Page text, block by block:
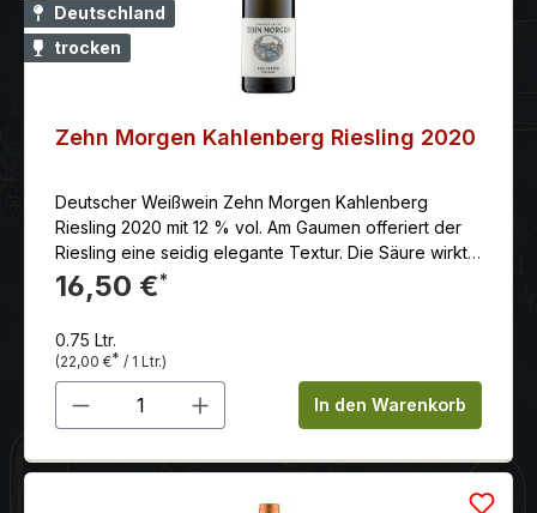
Deutschland
trocken
Zehn Morgen Kahlenberg Riesling 2020
Deutscher Weißwein Zehn Morgen Kahlenberg
Riesling 2020 mit 12 % vol. Am Gaumen offeriert der
Riesling eine seidig elegante Textur. Die Säure wirkt
zunächst reif und ebenfalls seidig, dann baut sie aber
doch immer mehr Druck auf. Der Wein wirkt schlank
Komponente, die für Energie und Spiel sorgt. Neben
der knackigen Frucht finden sich würzige Elemente,
die ein wenig an Curry erinnern. Schließlich sorgt eine
leichte Salzigkeit für Trinkfluss.
16,50 €*
0.75 Ltr.
(22,00 €* / 1 Ltr.)
Produkt Anzahl: Gib denIn den Warenkorb